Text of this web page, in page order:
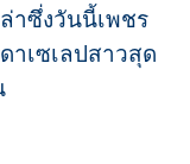
าซึ่งวันนี้เพชร
เซเลปสาวสุด